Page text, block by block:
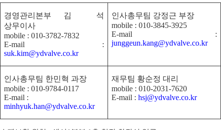
경영관리본부 김
석
상무이사
mobile : 010-3782-7832
E-mail :
suk.kim@ydvalve.co.kr
인사총무팀 강정근 부장
mobile : 010-3845-3925
E-mail :
junggeun.kang@ydvalve.co.kr
인사총무팀 한민혁 과장
mobile : 010-9784-0117
E-mail :
minhyuk.han@ydvalve.co.kr
재무팀 황순정 대리
mobile : 010-2031-7620
E-mail :hsj@ydvalve.co.kr